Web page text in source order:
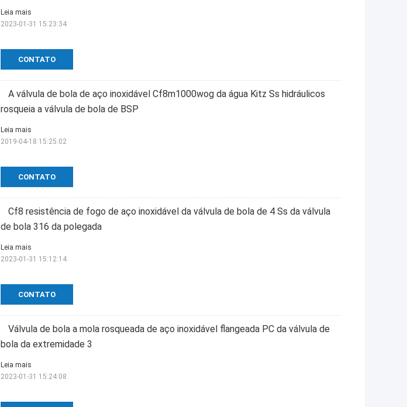
CONTATO
Leia mais
2023-01-31 15:23:34
A válvula de bola de aço inoxidável Cf8m1000wog da água Kitz Ss hidráulicos
rosqueia a válvula de bola de BSP
CONTATO
Leia mais
2019-04-18 15:25:02
Cf8 resistência de fogo de aço inoxidável da válvula de bola de 4 Ss da válvula
de bola 316 da polegada
CONTATO
Leia mais
2023-01-31 15:12:14
Válvula de bola a mola rosqueada de aço inoxidável flangeada PC da válvula de
bola da extremidade 3
Leia mais
2023-01-31 15:24:08